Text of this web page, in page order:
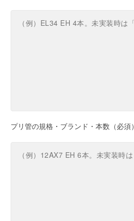
プリ管の規格・ブランド・本数（必須）